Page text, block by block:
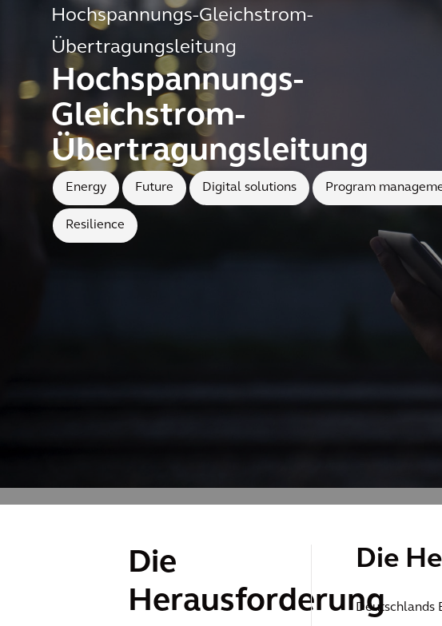
Hochspannungs-Gleichstrom-
Übertragungsleitung
Hochspannungs-
Gleichstrom-
Übertragungsleitung
Energy Future Digital solutions Program
Resilience
Die
Herausforderung
Die
Deutschlands